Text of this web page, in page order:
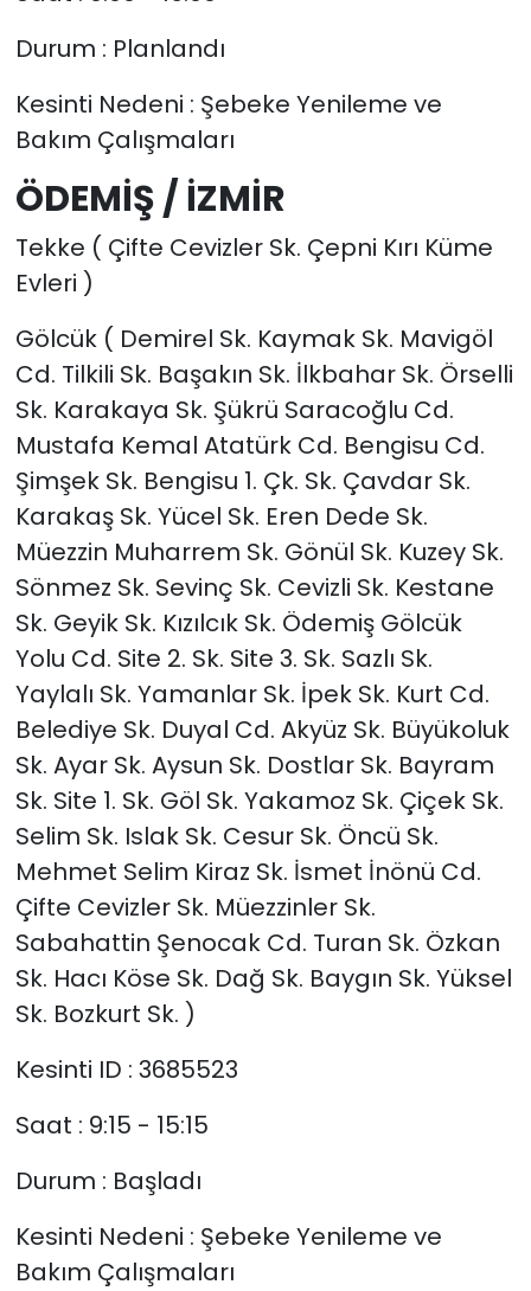
Durum : Planlandı
Kesinti Nedeni : Şebeke Yenileme ve
Bakım Çalışmaları
ÖDEMİŞ / İZMİR
Tekke ( Çifte Cevizler Sk. Çepni Kırı Küme
Evleri )
Gölcük ( Demirel Sk. Kaymak Sk. Mavigöl
Cd. Tilkili Sk. Başakın Sk. İlkbahar Sk. Örselli
Sk. Karakaya Sk. Şükrü Saracoğlu Cd.
Mustafa Kemal Atatürk Cd. Bengisu Cd.
Şimşek Sk. Bengisu 1. Çk. Sk. Çavdar Sk.
Karakaş Sk. Yücel Sk. Eren Dede Sk.
Müezzin Muharrem Sk. Gönül Sk. Kuzey Sk.
Sönmez Sk. Sevinç Sk. Cevizli Sk. Kestane
Sk. Geyik Sk. Kızılcık Sk. Ödemiş Gölcük
Yolu Cd. Site 2. Sk. Site 3. Sk. Sazlı Sk.
Yaylalı Sk. Yamanlar Sk. İpek Sk. Kurt Cd.
Belediye Sk. Duyal Cd. Akyüz Sk. Büyükoluk
Sk. Ayar Sk. Aysun Sk. Dostlar Sk. Bayram
Sk. Site 1. Sk. Göl Sk. Yakamoz Sk. Çiçek Sk.
Selim Sk. Islak Sk. Cesur Sk. Öncü Sk.
Mehmet Selim Kiraz Sk. İsmet İnönü Cd.
Çifte Cevizler Sk. Müezzinler Sk.
Sabahattin Şenocak Cd. Turan Sk. Özkan
Sk. Hacı Köse Sk. Dağ Sk. Baygın Sk. Yüksel
Sk. Bozkurt Sk. )
Kesinti ID : 3685523
Saat : 9:15 - 15:15
Durum : Başladı
Kesinti Nedeni : Şebeke Yenileme ve
Bakım Çalışmaları